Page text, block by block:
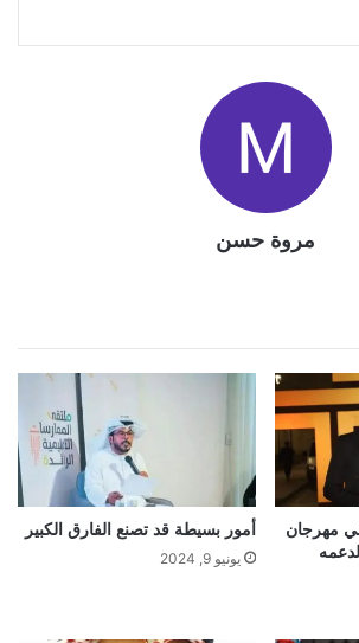
مروة حسن
مهرجان
أمور بسيطة قد تصنع الفارق الكبير
يونيو 9, 2024